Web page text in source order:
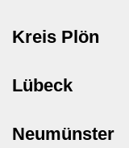
Kreis Plön
Lübeck
Neumünster